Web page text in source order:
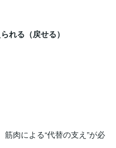
れる（戻せる）
肉による“代替の支え”が必